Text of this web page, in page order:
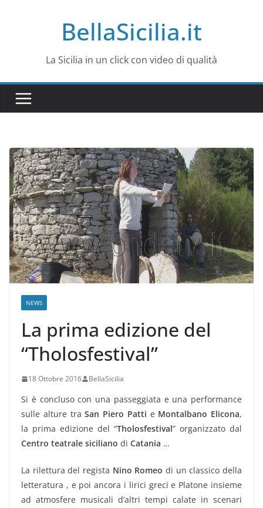
BellaSicilia.it
La Sicilia in un click con video di qualità
NEWS
La prima edizione del
“Tholosfestival”
18 Ottobre 2016 BellaSicilia
Si è concluso con una passeggiata e una performance
sulle alture traSan Piero Patti e Montalbano Elicona,
la prima edizione del “Tholosfestival” organizzato dal
Centro teatrale siciliano di Catania …
La rilettura del regista Nino Romeo di un classico della
letteratura , e poi ancora i lirici greci e Platone insieme
ad atmosfere musicali d’altri tempi calate in scenari